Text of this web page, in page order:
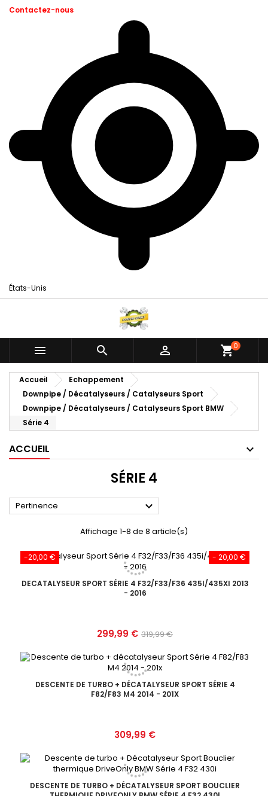
Contactez-nous
États-Unis
   shopping_cart0
Accueil
Echappement
Downpipe / Décatalyseurs / Catalyseurs Sport
Downpipe / Décatalyseurs / Catalyseurs Sport BMW
Série 4
ACCUEIL
SÉRIE 4
Pertinence 
Affichage 1-8 de 8 article(s)
- 20,00 €
-20,00 €
DECATALYSEUR SPORT SÉRIE 4 F32/F33/F36 435I/435XI 2013
- 2016
Prix
299,99 € Prix
base
319,99 €
DESCENTE DE TURBO + DÉCATALYSEUR SPORT SÉRIE 4
F82/F83 M4 2014 - 201X
Prix
309,99 €
DESCENTE DE TURBO + DÉCATALYSEUR SPORT BOUCLIER